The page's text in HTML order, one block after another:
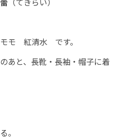
紅清水 です。
あと、長靴・長袖・帽子に着
。